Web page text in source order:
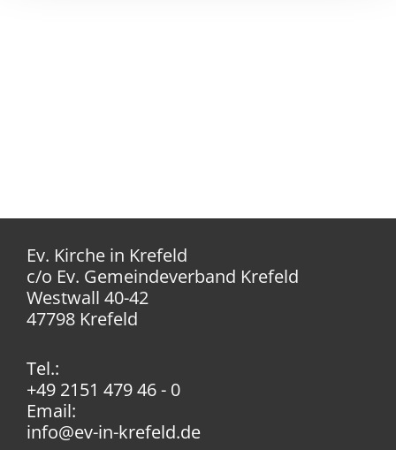
Ev. Kirche in Krefeld
c/o Ev. Gemeindeverband Krefeld
Westwall 40-42
47798 Krefeld
Tel.:
+49 2151 479 46 - 0
Email:
info@ev-in-krefeld.de